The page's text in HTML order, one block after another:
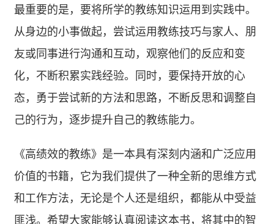
最重要的是，要将所学的教练知识运用到实践中。
从身边的小事做起，尝试运用教练技巧与家人、朋
友或同事进行沟通和互动，观察他们的反应和变
化，不断积累实践经验。同时，要保持开放的心
态，勇于尝试新的方法和思路，不断反思和调整自
己的行为，逐步提升自己的教练能力。
《高绩效的教练》是一本具有深刻内涵和广泛应用
价值的书籍，它为我们提供了一种全新的思维方式
和工作方法，无论是个人还是组织，都能从中受益
匪浅。希望大家能够认真阅读这本书，将其中的智